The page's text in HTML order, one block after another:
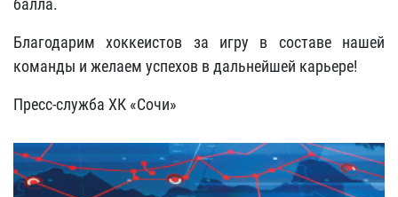
балла.
Благодарим хоккеистов за игру в составе нашей
команды и желаем успехов в дальнейшей карьере!
Пресс-служба ХК «Сочи»